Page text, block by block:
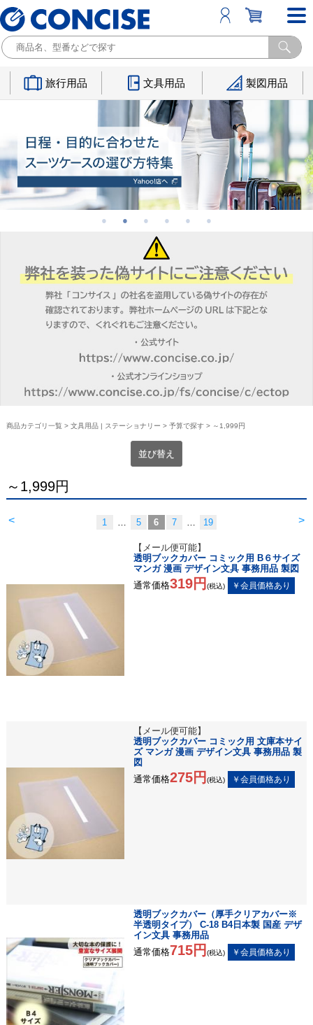
旅行用品 文具用品 製図用品
商品カテゴリ一覧 > 文具用品 | ステーショナリー > 予算で探す> ～1,999円
並び替え
～1,999円
< >
1 … 5 6 7 … 19
【メール便可能】
透明ブックカバー コミック用 B６サイズ
マンガ 漫画 デザイン文具 事務用品 製図
通常価格319円 (税込)
【メール便可能】
透明ブックカバー コミック用 文庫本サイ
ズ マンガ 漫画 デザイン文具 事務用品 製
図
通常価格275円 (税込)
透明ブックカバー（厚手クリアカバー※
半透明タイプ） C-18 B4日本製 国産 デザ
イン文具 事務用品
通常価格715円 (税込)